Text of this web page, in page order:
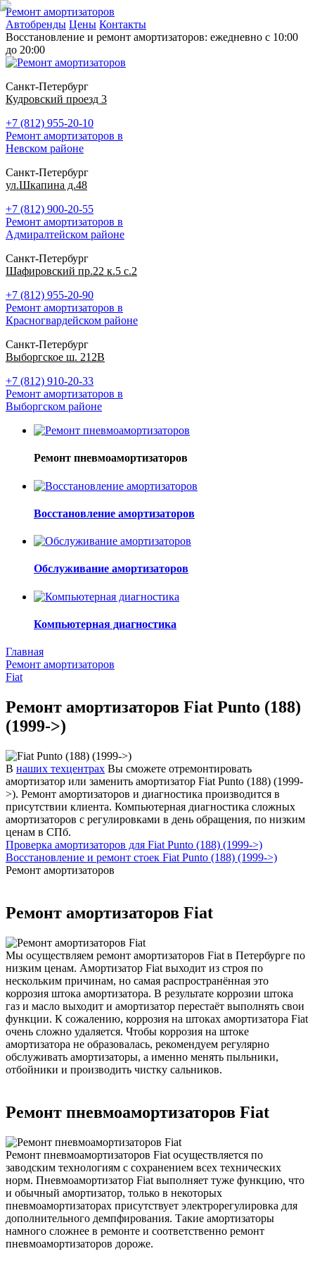
Ремонт амортизаторов
Автобренды Цены Контакты
Восстановление и ремонт амортизаторов: ежедневно с 10:00
до 20:00
Санкт-Петербург
Кудровский проезд 3
+7 (812) 955-20-10
Ремонт амортизаторов в
Невском районе
Санкт-Петербург
ул.Шкапина д.48
+7 (812) 900-20-55
Ремонт амортизаторов в
Адмиралтейском районе
Санкт-Петербург
Шафировский пр.22 к.5 с.2
+7 (812) 955-20-90
Ремонт амортизаторов в
Красногвардейском районе
Санкт-Петербург
Выборгское ш. 212В
+7 (812) 910-20-33
Ремонт амортизаторов в
Выборгском районе
Ремонт пневмоамортизаторов
Восстановление амортизаторов
Обслуживание амортизаторов
Компьютерная диагностика
Главная
Ремонт амортизаторов
Fiat
Ремонт амортизаторов Fiat Punto (188)
(1999->)
В наших техцентрах Вы сможете отремонтировать
амортизатор или заменить амортизатор Fiat Punto (188) (1999-
>). Ремонт амортизаторов и диагностика производится в
присутствии клиента. Компьютерная диагностика сложных
амортизаторов с регулировками в день обращения, по низким
ценам в СПб.
Проверка амортизаторов для Fiat Punto (188) (1999->)
Восстановление и ремонт стоек Fiat Punto (188) (1999->)
Ремонт амортизаторов
Ремонт амортизаторов Fiat
Мы осуществляем ремонт амортизаторов Fiat в Петербурге по
низким ценам. Амортизатор Fiat выходит из строя по
нескольким причинам, но самая распространённая это
коррозия штока амортизатора. В результате коррозии штока
газ и масло выходит и амортизатор перестаёт выполнять свои
функции. К сожалению, коррозия на штоках амортизатора Fiat
очень сложно удаляется. Чтобы коррозия на штоке
амортизатора не образовалась, рекомендуем регулярно
обслуживать амортизаторы, а именно менять пыльники,
отбойники и производить чистку сальников.
Ремонт пневмоамортизаторов Fiat
Ремонт пневмоамортизаторов Fiat осуществляется по
заводским технологиям с сохранением всех технических
норм. Пневмоамортизатор Fiat выполняет туже функцию, что
и обычный амортизатор, только в некоторых
пневмоамортизаторах присутствует электрорегулировка для
дополнительного демпфирования. Такие амортизаторы
намного сложнее в ремонте и соответственно ремонт
пневмоамортизаторов дороже.